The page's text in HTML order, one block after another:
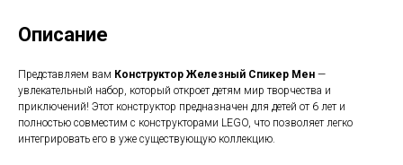
Описание
Представляем вам Конструктор Железный Спикер Мен —
увлекательный набор, который откроет детям мир творчества и
приключений! Этот конструктор предназначен для детей от 6 лет и
полностью совместим с конструкторами LEGO, что позволяет легко
интегрировать его в уже существующую коллекцию.